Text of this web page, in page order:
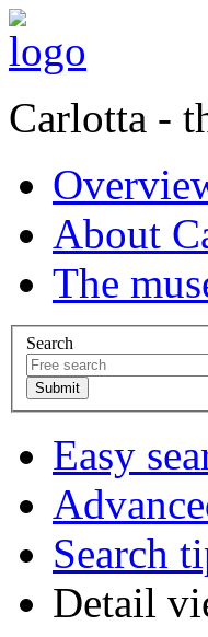
Carlotta -
About
The
Search
Easy
Search
Detail